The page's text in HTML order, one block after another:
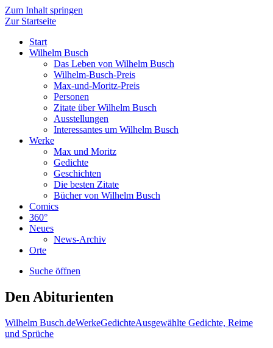
Zum Inhalt springen
Zur Startseite
Start
Wilhelm Busch
Das Leben von Wilhelm Busch
Wilhelm-Busch-Preis
Max-und-Moritz-Preis
Personen
Zitate über Wilhelm Busch
Ausstellungen
Interessantes um Wilhelm Busch
Werke
Max und Moritz
Gedichte
Geschichten
Die besten Zitate
Bücher von Wilhelm Busch
Comics
360°
Neues
News-Archiv
Orte
Suche öffnen
Den Abiturienten
Wilhelm Busch.deWerkeGedichteAusgewählte Gedichte, Reime
und Sprüche